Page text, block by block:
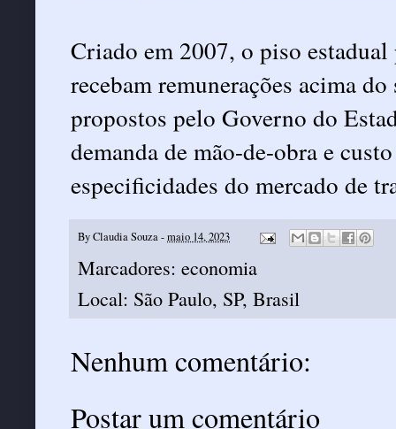
Criado em 2007, o piso
recebam remunerações acima
propostos pelo Governo do
demanda de mão-de-obra e
especificidades do mercado de
ByClaudia Souza-maio 14, 2023
Marcadores: economia
Local: São Paulo, SP, Brasil
Nenhum comentário:
Postar um comentário